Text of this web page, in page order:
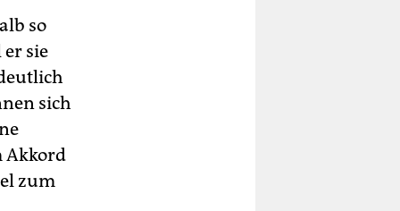
so
sie
sich
Akkord
zum